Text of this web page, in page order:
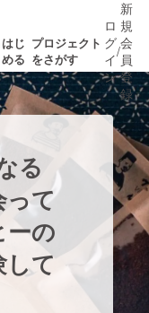
はじ
める
プロジェクト
をさがす
了が近いプ
ト
もうすぐ公開
されます
ゲーム・
ロ
グ
イ
ン
/
新
規
会
員
登
録
る
って
ーの
して